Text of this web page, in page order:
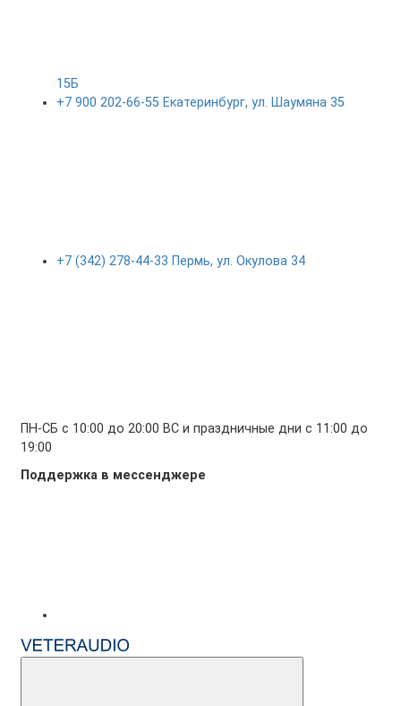
15Б
+7 900 202-66-55 Екатеринбург, ул. Шаумяна 35
+7 (342) 278-44-33 Пермь, ул. Окулова 34
ПН-СБ с 10:00 до 20:00 ВС и праздничные дни с 11:00 до
19:00
Поддержка в мессенджере